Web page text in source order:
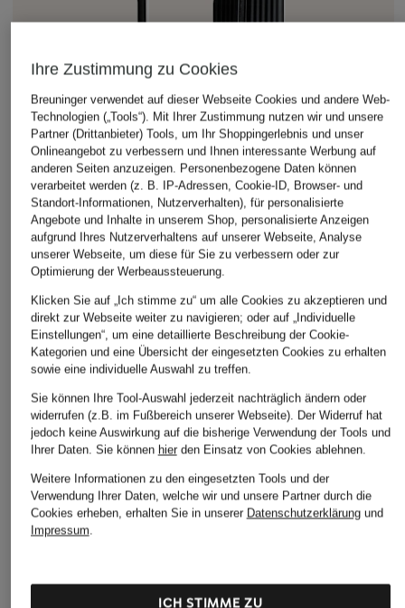
BOGNER
Trolley PIZ TAMARO
C65
Größe: 65 cm, 73 l
234,99 €
Bestpreis:295 €
BOGNER
Trolley PIZ TAMARO
C75
Größe: 77 cm, 95 l
279,99 €
BOGNER
Trolley PIZ C75
Größe: 77 cm, 95 l
359,99 €
Bestpreis:450 €
Ihre Zustimmung zu Cookies
Breuninger verwendet auf dieser Webseite Cookies und andere Web-
Technologien („Tools“). Mit Ihrer Zustimmung nutzen wir und unsere
Partner (Drittanbieter) Tools, um Ihr Shoppingerlebnis und unser
Onlineangebot zu verbessern und Ihnen interessante Werbung auf
anderen Seiten anzuzeigen. Personenbezogene Daten können
verarbeitet werden (z. B. IP-Adressen, Cookie-ID, Browser- und
Standort-Informationen, Nutzerverhalten), für personalisierte
Angebote und Inhalte in unserem Shop, personalisierte Anzeigen
aufgrund Ihres Nutzerverhaltens auf unserer Webseite, Analyse
unserer Webseite, um diese für Sie zu verbessern oder zur
Optimierung der Werbeaussteuerung.
Klicken Sie auf „Ich stimme zu“ um alle Cookies zu akzeptieren und
direkt zur Webseite weiter zu navigieren; oder auf „Individuelle
Einstellungen“, um eine detaillierte Beschreibung der Cookie-
Kategorien und eine Übersicht der eingesetzten Cookies zu erhalten
sowie eine individuelle Auswahl zu treffen.
Sie können Ihre Tool-Auswahl jederzeit nachträglich ändern oder
widerrufen (z.B. im Fußbereich unserer Webseite). Der Widerruf hat
jedoch keine Auswirkung auf die bisherige Verwendung der Tools und
Ihrer Daten. Sie können hierden Einsatz von Cookies ablehnen.
Weitere Informationen zu den eingesetzten Tools und der
Verwendung Ihrer Daten, welche wir und unsere Partner durch die
Cookies erheben, erhalten Sie in unserer Datenschutzerklärungund
Impressum.
ICH STIMME ZU